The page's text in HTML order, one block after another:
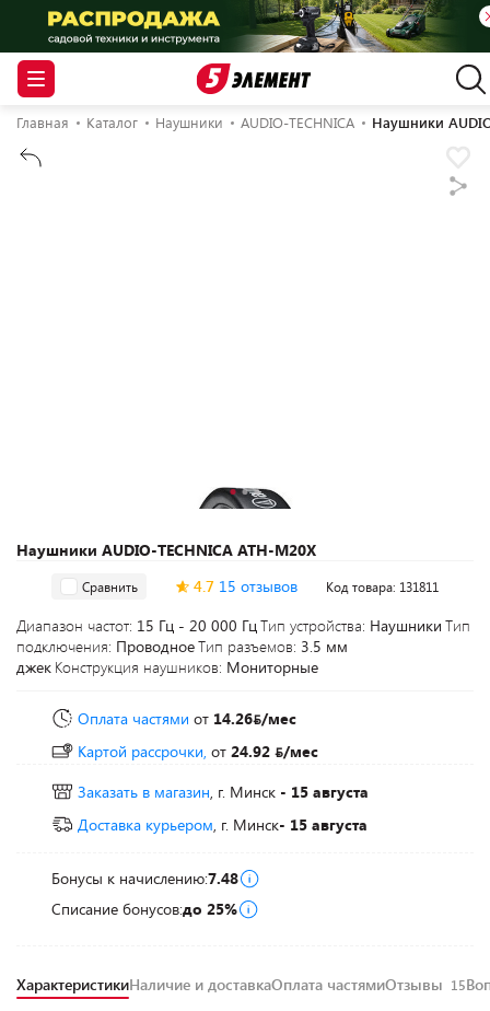
Главная Каталог Наушники AUDIO-TECHNICA Наушники
Наушники AUDIO-TECHNICA ATH-M20X
Сравнить 4.7 15 отзывов Код товара: 131811
Диапазон частот: 15 Гц - 20 000 ГцТип устройства: Наушники Тип
подключения: ПроводноеТип разъемов: 3.5 мм
джек Конструкция наушников: Мониторные
Оплата частями от 14.26 /мес
Картой рассрочки, от 24.92
/мес
Заказать в магазин, г. Минск - 15 августа
Доставка курьером, г. Минск- 15 августа
Бонусы к начислению:7.48
Списание бонусов:до 25%
ХарактеристикиНаличие и доставкаОплата частямиОтзывы 15